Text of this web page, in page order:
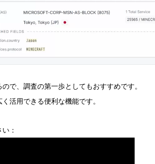
で、調査の第一歩としてもおすすめです。
活用できる便利な機能です。
：